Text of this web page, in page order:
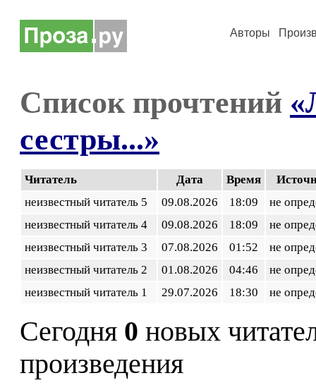
Авторы
Список прочтений
сестры...»
Читатель Дата Время
неизвестный читатель 5
09.08.2026 18:09
не
неизвестный читатель 4
09.08.2026 18:09
не
неизвестный читатель 3
07.08.2026 01:52
не
неизвестный читатель 2
01.08.2026 04:46
не
неизвестный читатель 1
29.07.2026 18:30 не
Сегодня 0 новых
произведения